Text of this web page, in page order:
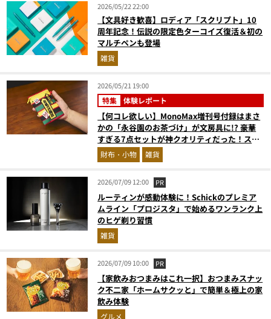
2026/05/22 22:00
【文具好き歓喜】ロディア「スクリプト」10
周年記念！伝説の限定色ターコイズ復活＆初の
マルチペンも登場
雑貨
2026/05/21 19:00
特集 体験レポート
【何コレ欲しい】MonoMax増刊号付録はまさ
かの「永谷園のお茶づけ」が文房具に!? 豪華
すぎる7点セットが神クオリティだった！スタ
イリストがガチレビュー
財布・小物 雑貨
2026/07/09 12:00 PR
ルーティンが感動体験に！Schickのプレミア
ムライン「プロジスタ」で始めるワンランク上
のヒゲ剃り習慣
雑貨
2026/07/09 10:00 PR
【家飲みおつまみはこれ一択】おつまみスナッ
ク不二家「ホームサクッと」で簡単＆極上の家
飲み体験
グルメ